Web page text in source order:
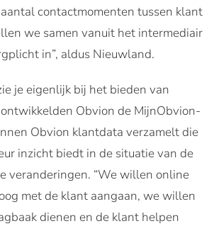
contactmomenten tussen klant
we samen vanuit het intermediair
in”, aldus Nieuwland.
je eigenlijk bij het bieden van
Obvion de MijnObvion-
Obvion klantdata verzamelt die
inzicht biedt in de situatie van de
veranderingen. “We willen online
met de klant aangaan, we willen
dienen en de klant helpen